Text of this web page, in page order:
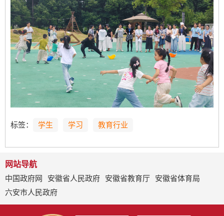
标签： 学生 学习 教育行业
网站导航
中国政府网
安徽省人民政府 安徽省教育厅
安徽省体育局
六安市人民政府